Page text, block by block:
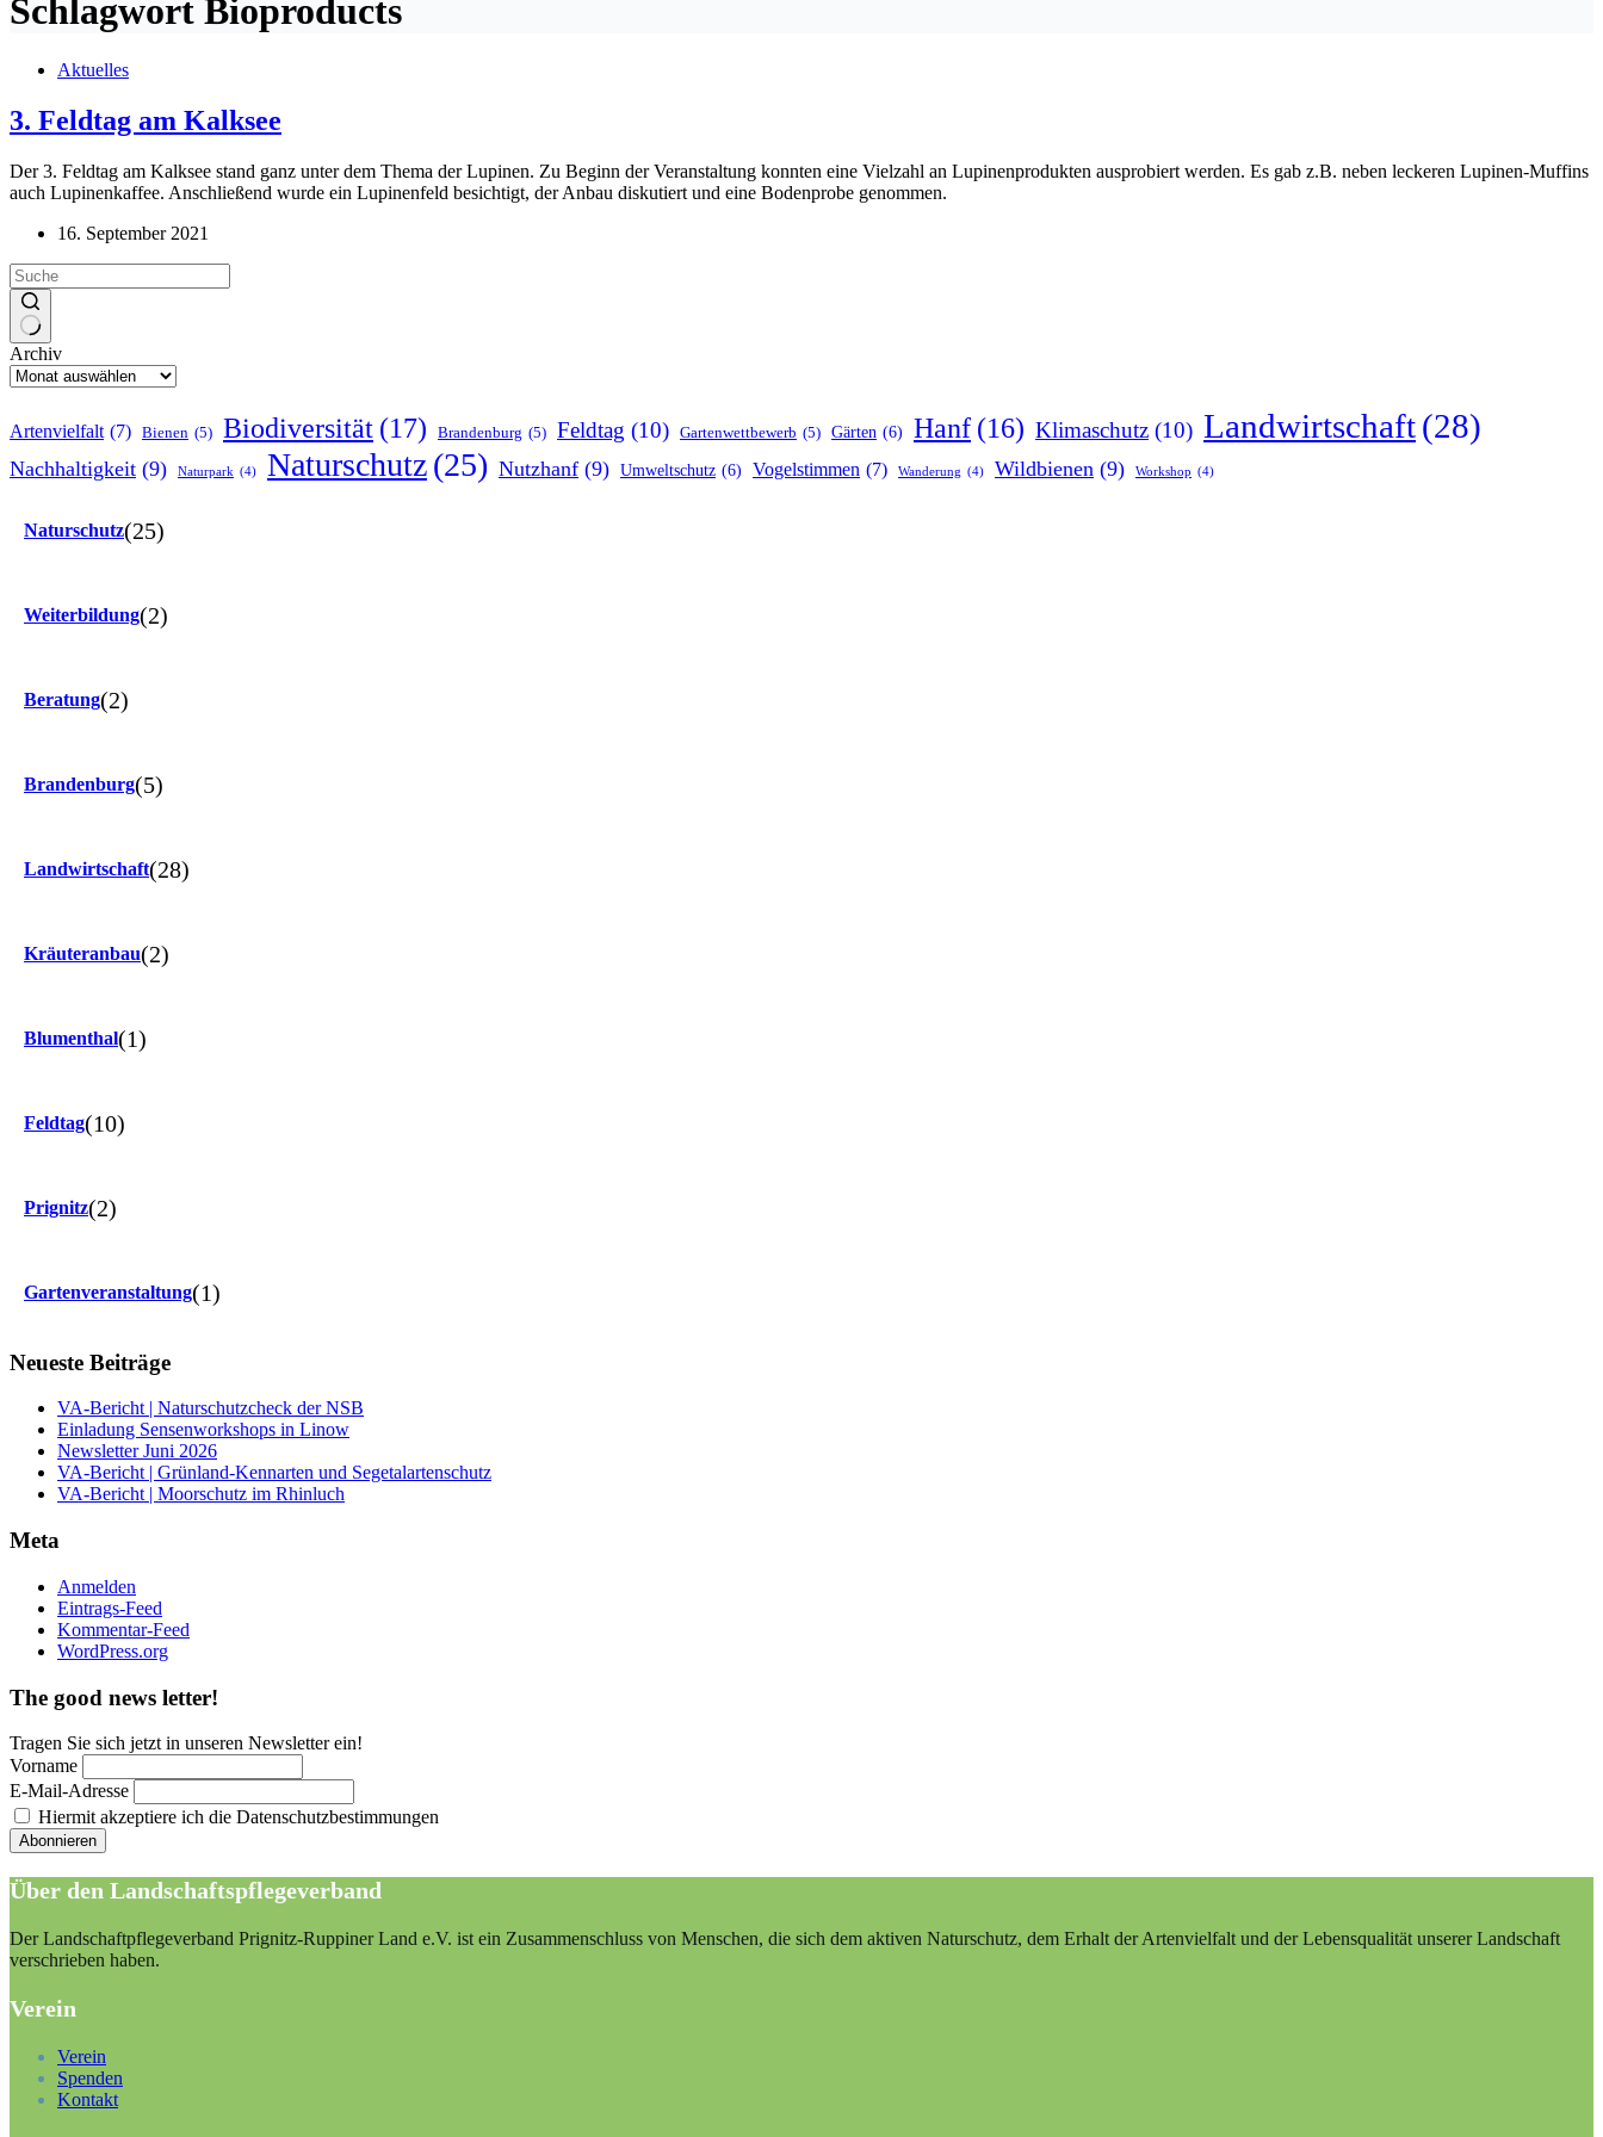
Schlagwort Bioproducts
Aktuelles
3. Feldtag am Kalksee
Der 3. Feldtag am Kalksee stand ganz unter dem Thema der Lupinen. Zu Beginn der Veranstaltung konnten eine Vielzahl an Lupinenprodukten ausprobiert werden. Es gab z.B. neben leckeren Lupinen-Muffins
auch Lupinenkaffee. Anschließend wurde ein Lupinenfeld besichtigt, der Anbau diskutiert und eine Bodenprobe genommen.
16. September 2021
Archiv
Artenvielfalt (7) Bienen (5) Biodiversität (17) Brandenburg (5) Feldtag (10) Gartenwettbewerb (5) Gärten (6) Hanf (16) Klimaschutz (10) Landwirtschaft(28)
Nachhaltigkeit (9) Naturpark (4) Naturschutz(25) Nutzhanf (9) Umweltschutz (6) Vogelstimmen (7) Wanderung (4) Wildbienen (9) Workshop (4)
Naturschutz(25)
Weiterbildung(2)
Beratung(2)
Brandenburg(5)
Landwirtschaft(28)
Kräuteranbau(2)
Blumenthal(1)
Feldtag(10)
Prignitz(2)
Gartenveranstaltung(1)
Neueste Beiträge
VA-Bericht | Naturschutzcheck der NSB
Einladung Sensenworkshops in Linow
Newsletter Juni 2026
VA-Bericht | Grünland-Kennarten und Segetalartenschutz
VA-Bericht | Moorschutz im Rhinluch
Meta
Anmelden
Eintrags-Feed
Kommentar-Feed
WordPress.org
The good news letter!
Tragen Sie sich jetzt in unseren Newsletter ein!
Vorname
E-Mail-Adresse
Hiermit akzeptiere ich die Datenschutzbestimmungen
Über den Landschaftspflegeverband
Der Landschaftpflegeverband Prignitz-Ruppiner Land e.V. ist ein Zusammenschluss von Menschen, die sich dem aktiven Naturschutz, dem Erhalt der Artenvielfalt und der Lebensqualität unserer Landschaft
verschrieben haben.
Verein
Verein
Spenden
Kontakt